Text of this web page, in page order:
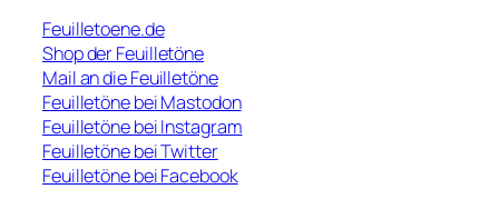
Feuilletoene.de
Shop der Feuilletöne
Mail an die Feuilletöne
Feuilletöne bei Mastodon
Feuilletöne bei Instagram
Feuilletöne bei Twitter
Feuilletöne bei Facebook